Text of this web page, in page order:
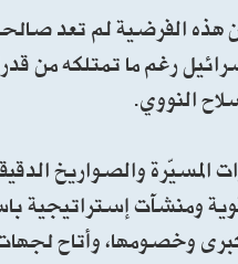
هذه الفرضية لم تعد
رغم ما تمتلكه من
النووي.
والصواريخ
ومنشآت
وخصومها، وأتاح